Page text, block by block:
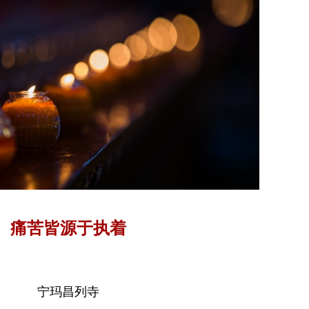
痛苦皆源于执着
宁玛昌列寺